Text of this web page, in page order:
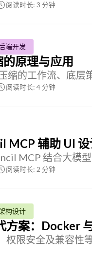
阅读时长: 3 分钟
端开发
原理与应用
缩的工作流、底层
阅读时长: 4 分钟
MCP 辅助 UI
MCP 结合大模
阅读时长: 2 分钟
构设计
方案：Docker
权限安全及兼容性